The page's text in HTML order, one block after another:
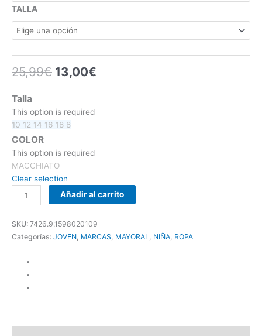
TALLA
25,99€ 13,00€
Talla
This option is required
10 12 14 16 18 8
COLOR
This option is required
MACCHIATO
Clear selection
Añadir al carrito
SKU: 7426.9.1598020109
Categorías: JOVEN MARCAS MAYORAL NIÑA ROPA